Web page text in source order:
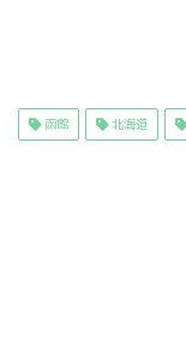
函館 北海道